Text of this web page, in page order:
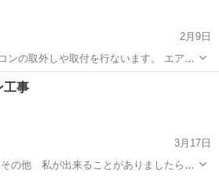
2月9日
ンの取外しや取付を行ないます。 エアコ
ど、夏の使用前にエアコンのクリーニン
電気工事
工事
3月17日
他 私が出来ることがありましたら相